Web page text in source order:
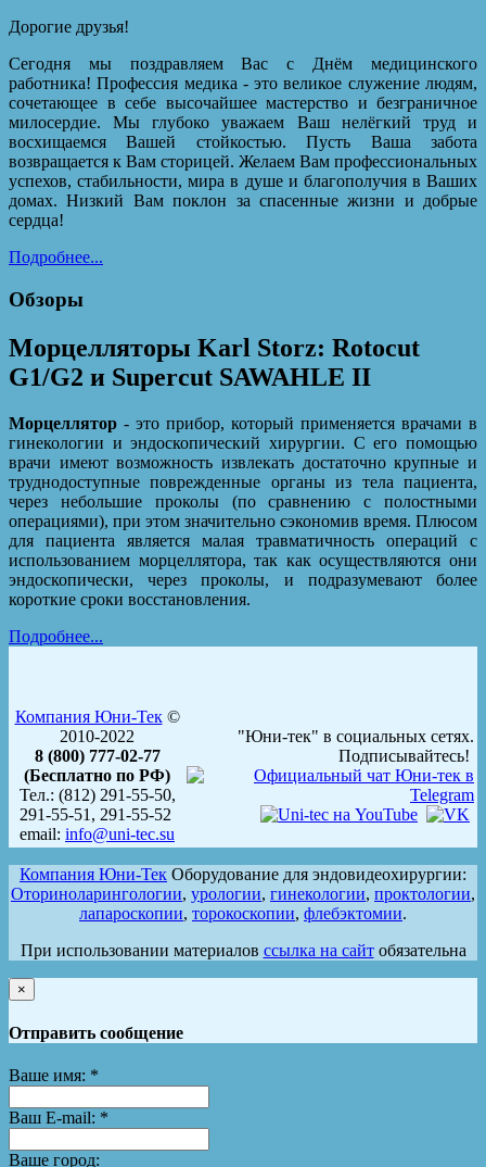
Дорогие друзья!
Сегодня мы поздравляем Вас с Днём медицинского
работника! Профессия медика - это великое служение людям,
сочетающее в себе высочайшее мастерство и безграничное
милосердие. Мы глубоко уважаем Ваш нелёгкий труд и
восхищаемся Вашей стойкостью. Пусть Ваша забота
возвращается к Вам сторицей. Желаем Вам профессиональных
успехов, стабильности, мира в душе и благополучия в Ваших
домах. Низкий Вам поклон за спасенные жизни и добрые
сердца!
Подробнее...
Обзоры
Морцелляторы Karl Storz: Rotocut
G1/G2 и Supercut SAWAHLE II
Морцеллятор - это прибор, который применяется врачами в
гинекологии и эндоскопический хирургии. С его помощью
врачи имеют возможность извлекать достаточно крупные и
труднодоступные поврежденные органы из тела пациента,
через небольшие проколы (по сравнению с полостными
операциями), при этом значительно сэкономив время. Плюсом
для пациента является малая травматичность операций с
использованием морцеллятора, так как осуществляются они
эндоскопически, через проколы, и подразумевают более
короткие сроки восстановления.
Подробнее...
Компания Юни-Тек©
2010-2022
8 (800) 777-02-77
(Бесплатно по РФ)
Тел.: (812) 291-55-50,
291-55-51, 291-55-52
email: info@uni-tec.su
"Юни-тек" в социальных сетях.
Подписывайтесь!
Компания Юни-Тек Оборудование для эндовидеохирургии:
Оториноларингологии, урологии, гинекологии, проктологии,
лапароскопии, торокоскопии, флебэктомии.
При использовании материалов ссылка на сайтобязательна
×
Отправить сообщение
Ваше имя: *
Ваш E-mail: *
Ваше город: